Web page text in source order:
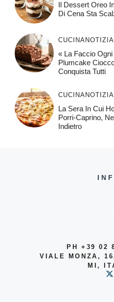
Il Dessert Oreo
Di Cena Sta
CUCINA NOTIZIA
« La Faccio
Plumcake
Conquista Tutti
CUCINA NOTIZIA
La Sera In Cui
Porri-Caprino,
Indietro
PH +39 02
VIALE MONZA,
MI,